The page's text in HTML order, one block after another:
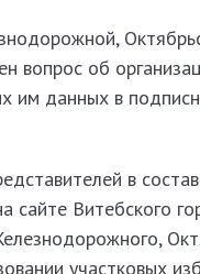
вопрос об
им данных в
в
сайте Витебского
участковых